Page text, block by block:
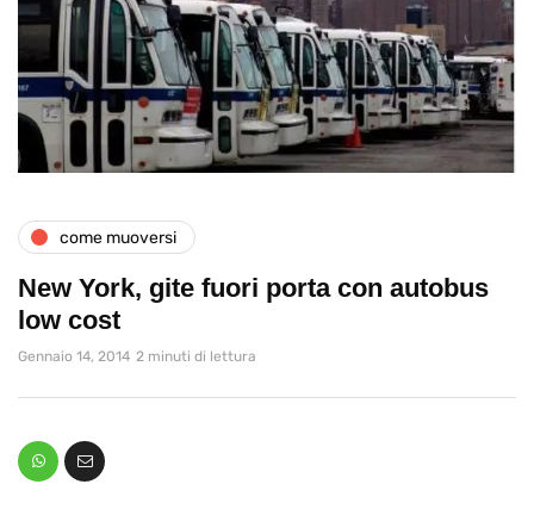
come muoversi
New York, gite fuori porta con autobus
low cost
Gennaio 14, 2014 2 minuti di lettura